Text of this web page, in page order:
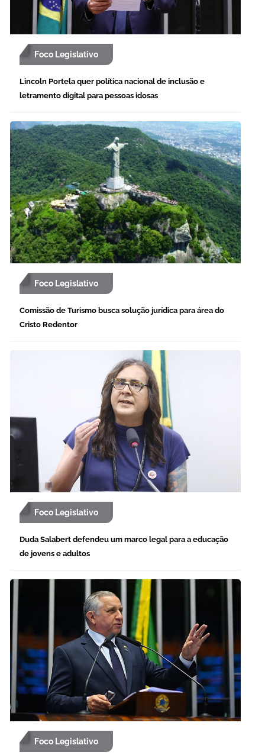
Foco Legislativo
Lincoln Portela quer política nacional de inclusão e
letramento digital para pessoas idosas
Foco Legislativo
Comissão de Turismo busca solução jurídica para área do
Cristo Redentor
Foco Legislativo
Duda Salabert defendeu um marco legal para a educação
de jovens e adultos
Foco Legislativo